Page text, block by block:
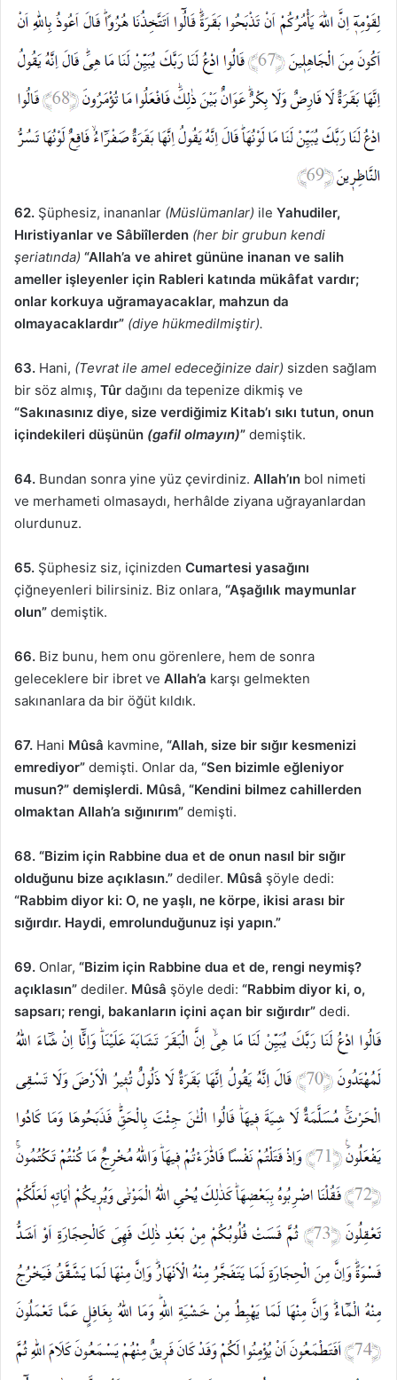
62. Şüphesiz, inananlar (Müslümanlar) ile Yahudiler,
Hıristiyanlar ve Sâbiîlerden (her bir grubun kendi
şeriatında) “Allah’a ve ahiret gününe inanan ve salih
ameller işleyenler için Rableri katında mükâfat vardır;
onlar korkuya uğramayacaklar, mahzun da
olmayacaklardır” (diye hükmedilmiştir).
63. Hani, (Tevrat ile amel edeceğinize dair) sizden sağlam
bir söz almış, Tûr dağını da tepenize dikmiş ve
“Sakınasınız diye, size verdiğimiz Kitab’ı sıkı tutun, onun
içindekileri düşünün (gafil olmayın)” demiştik.
64. Bundan sonra yine yüz çevirdiniz. Allah’ın bol nimeti
ve merhameti olmasaydı, herhâlde ziyana uğrayanlardan
olurdunuz.
65. Şüphesiz siz, içinizden Cumartesi yasağını
çiğneyenleri bilirsiniz. Biz onlara, “Aşağılık maymunlar
olun” demiştik.
66. Biz bunu, hem onu görenlere, hem de sonra
geleceklere bir ibret ve Allah’a karşı gelmekten
sakınanlara da bir öğüt kıldık.
67. Hani Mûsâ kavmine, “Allah, size bir sığır kesmenizi
emrediyor” demişti. Onlar da, “Sen bizimle eğleniyor
musun?” demişlerdi. Mûsâ, “Kendini bilmez cahillerden
olmaktan Allah’a sığınırım” demişti.
68. “Bizim için Rabbine dua et de onun nasıl bir sığır
olduğunu bize açıklasın.” dediler. Mûsâ şöyle dedi:
“Rabbim diyor ki: O, ne yaşlı, ne körpe, ikisi arası bir
sığırdır. Haydi, emrolunduğunuz işi yapın.”
69. Onlar, “Bizim için Rabbine dua et de, rengi neymiş?
açıklasın” dediler. Mûsâ şöyle dedi: “Rabbim diyor ki, o,
sapsarı; rengi, bakanların içini açan bir sığırdır” dedi.